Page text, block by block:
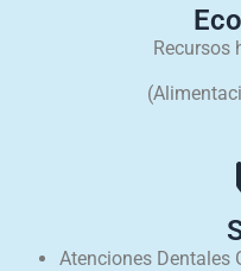
Recursos
Atenciones Dentales